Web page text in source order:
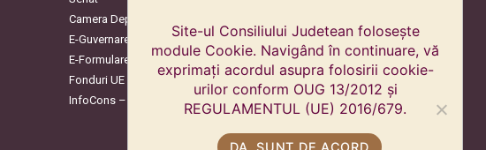
Camera Deputaților
E-Guvernare
E-Formulare
Fonduri UE
InfoCons – Protecția Consumatorilor
Site-ul Consiliului Judetean folosește
module Cookie. Navigând în continuare, vă
exprimați acordul asupra folosirii cookie-
urilor conform OUG 13/2012 și
REGULAMENTUL (UE) 2016/679.